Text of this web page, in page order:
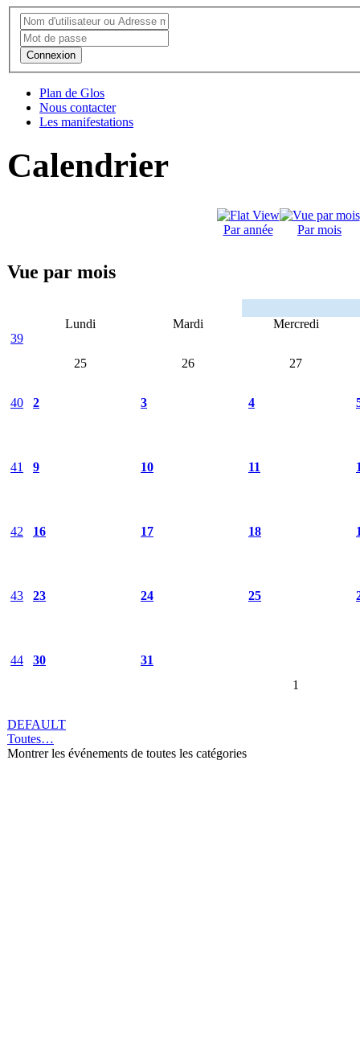
Connexion
Plan de Glos
Nous contacter
Les manifestations
Calendrier
Par année Par mois
Vue par mois
Lundi Mardi
Mercredi
39
25
26 27
40 2 3 4
41 9 10 11
42 16 17 18
43 23 24 25
44 30
31
1
DEFAULT
Toutes…
Montrer les événements de toutes les catégories